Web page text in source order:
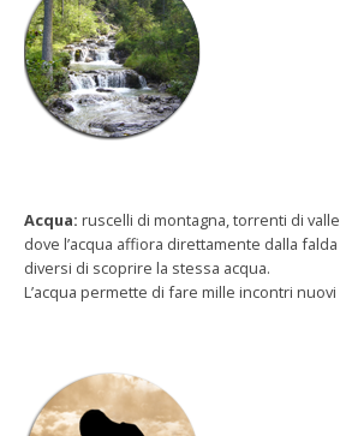
Acqua: ruscelli di montagna, torrenti di
dove l’acqua affiora direttamente dalla
diversi di scoprire la stessa acqua.
L’acqua permette di fare mille incontri